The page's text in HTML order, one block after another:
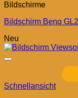
Bildschirme
Bildschirm Benq
Neu
Schnellansicht